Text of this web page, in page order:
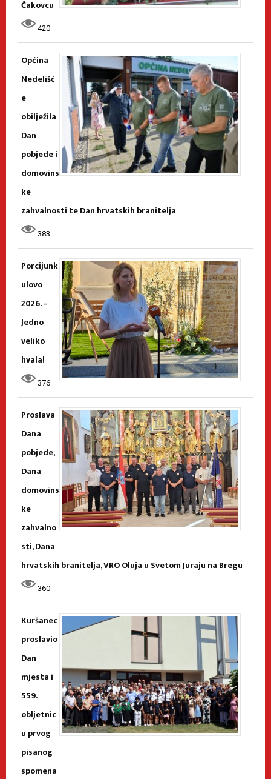
Čakovcu
420
Općina
Nedelišć
e
obilježila
Dan
pobjede i
domovins
ke
zahvalnosti te Dan hrvatskih branitelja
383
Porcijunk
ulovo
2026. –
Jedno
veliko
hvala!
376
Proslava
Dana
pobjede,
Dana
domovins
ke
zahvalno
sti, Dana
hrvatskih branitelja, VRO Oluja u Svetom Juraju na Bregu
360
Kuršanec
proslavio
Dan
mjesta i
559.
obljetnic
u prvog
pisanog
spomena